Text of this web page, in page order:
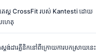
េស្ត CrossFit របស់ Kantesti ដោយ
ហេតុ
តង់ដារគ្លីនិកនៅពីក្រោយការបកស្រាយនេះ